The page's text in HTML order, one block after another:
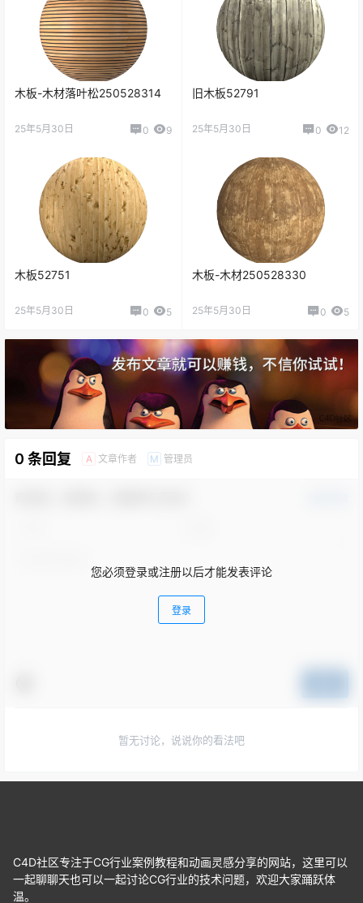
木板-木材落叶松250528314
25年5月30日 0 9
旧木板52791
25年5月30日 0 12
木板52751
25年5月30日 0 5
木板-木材250528330
25年5月30日 0 5
0 条回复 A 文章作者 M 管理员
您必须登录或注册以后才能发表评论
登录
暂无讨论，说说你的看法吧
C4D社区专注于CG行业案例教程和动画灵感分享的网站，这里可以
一起聊聊天也可以一起讨论CG行业的技术问题，欢迎大家踊跃体
温。